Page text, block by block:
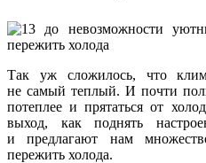
Так уж сложилось, что
не самый теплый. И почти
потеплее и прятаться от
выход, как поднять
и предлагают нам
пережить холода.